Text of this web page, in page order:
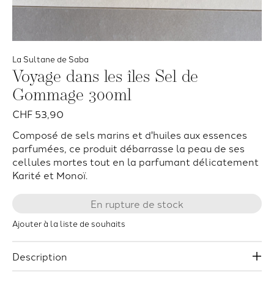
La Sultane de Saba
Voyage dans les îles Sel de
Gommage 300ml
CHF 53,90
Composé de sels marins et d'huiles aux essences
parfumées, ce produit débarrasse la peau de ses
cellules mortes tout en la parfumant délicatement
Karité et Monoï.
En rupture de stock
Ajouter à la liste de souhaits
Description